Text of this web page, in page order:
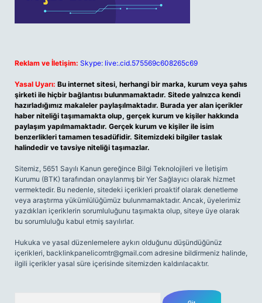
Reklam ve İletişim: Skype: live:.cid.575569c608265c69
Yasal Uyarı: Bu internet sitesi, herhangi bir marka, kurum veya şahıs
şirketi ile hiçbir bağlantısı bulunmamaktadır. Sitede yalnızca kendi
hazırladığımız makaleler paylaşılmaktadır. Burada yer alan içerikler
haber niteliği taşımamakta olup, gerçek kurum ve kişiler hakkında
paylaşım yapılmamaktadır. Gerçek kurum ve kişiler ile isim
benzerlikleri tamamen tesadüfidir. Sitemizdeki bilgiler taslak
halindedir ve tavsiye niteliği taşımazlar.
Sitemiz, 5651 Sayılı Kanun gereğince Bilgi Teknolojileri ve İletişim
Kurumu (BTK) tarafından onaylanmış bir Yer Sağlayıcı olarak hizmet
vermektedir. Bu nedenle, sitedeki içerikleri proaktif olarak denetleme
veya araştırma yükümlülüğümüz bulunmamaktadır. Ancak, üyelerimiz
yazdıkları içeriklerin sorumluluğunu taşımakta olup, siteye üye olarak
bu sorumluluğu kabul etmiş sayılırlar.
Hukuka ve yasal düzenlemelere aykırı olduğunu düşündüğünüz
içerikleri, backlinkpanelicomtr@gmail.com adresine bildirmeniz halinde,
ilgili içerikler yasal süre içerisinde sitemizden kaldırılacaktır.